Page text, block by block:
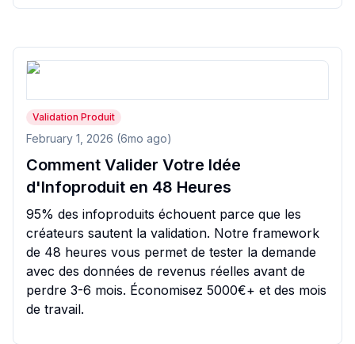
Validation Produit
February 1, 2026 (6mo ago)
Comment Valider Votre Idée
d'Infoproduit en 48 Heures
95% des infoproduits échouent parce que les
créateurs sautent la validation. Notre framework
de 48 heures vous permet de tester la demande
avec des données de revenus réelles avant de
perdre 3-6 mois. Économisez 5000€+ et des mois
de travail.